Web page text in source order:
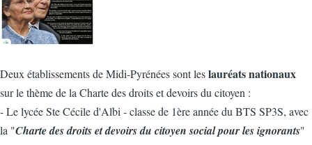
Deux établissements de Midi-Pyrénées sont leslauréats nationaux
sur le thème de la Charte des droits et devoirs du citoyen :
- Le lycée Ste Cécile d'Albi - classe de 1ère année du BTS SP3S, avec
la "Charte des droits et devoirs du citoyen social pour les ignorants"